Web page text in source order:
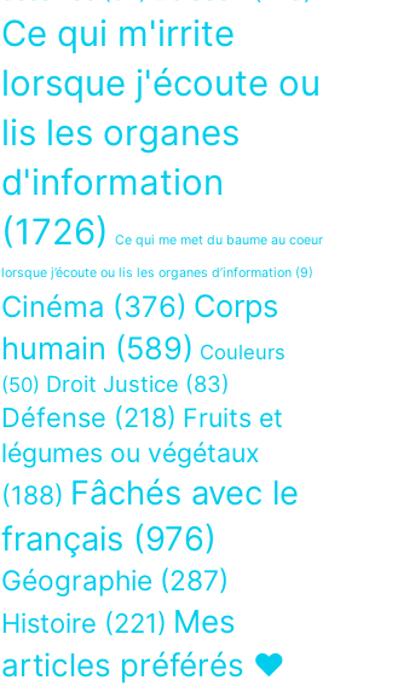
Ce qui m'irrite
lorsque j'écoute ou
lis les organes
d'information
(1726)
Ce qui me met du baume au coeur
lorsque j’écoute ou lis les organes d’information (9)
Cinéma (376) Corps
humain (589) Couleurs
(50) Droit Justice (83)
Défense (218) Fruits et
légumes ou végétaux
(188) Fâchés avec le
français (976)
Géographie (287)
Histoire (221) Mes
articles préférés ❤